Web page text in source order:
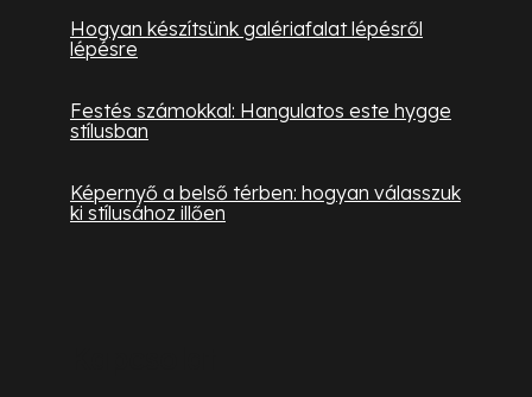
Hogyan készítsünk galériafalat lépésről
lépésre
Festés számokkal: Hangulatos este hygge
stílusban
Képernyő a belső térben: hogyan válasszuk
ki stílusához illően